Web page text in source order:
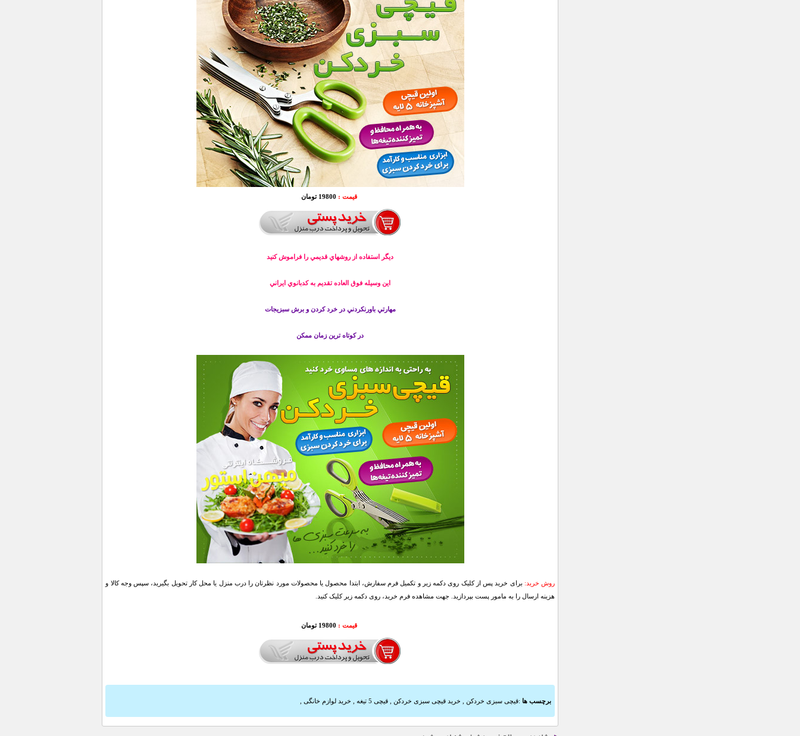
قیمت : 19800 تومان
ديگر استفاده از روشهاي قديمي را فراموش كنيد
اين وسيله فوق العاده تقديم به كدبانوي ايراني
مهارتي باورنكردني در خرد كردن و برش سبزيجات
در كوتاه ترين زمان ممكن
روش خرید: برای خرید پس از کلیک روی دکمه زیر و تکمیل فرم سفارش، ابتدا محصول یا محصولات مورد نظرتان را درب منزل یا محل کار تحویل بگیرید، سپس وجه کالا و
هزینه ارسال را به مامور پست بپردازید. جهت مشاهده فرم خرید، روی دکمه زیر کلیک کنید.
قیمت : 19800 تومان
برچسب ها :قیچی سبزی خردکن خرید قیچی سبزی خردکن قیچی 5 تیغه خرید لوازم خانگی